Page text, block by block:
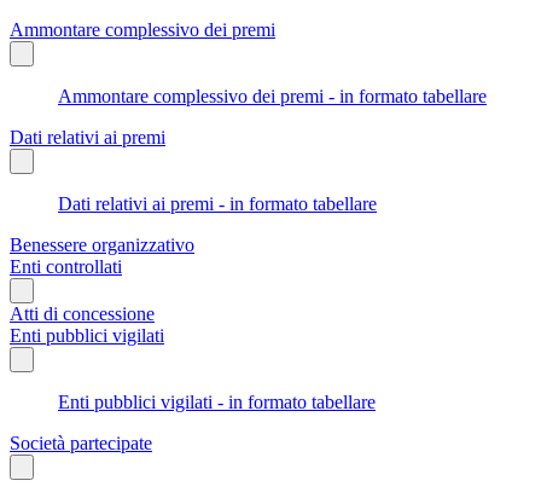
Ammontare complessivo dei premi
Ammontare complessivo dei premi - in formato tabellare
Dati relativi ai premi
Dati relativi ai premi - in formato tabellare
Benessere organizzativo
Enti controllati
Atti di concessione
Enti pubblici vigilati
Enti pubblici vigilati - in formato tabellare
Società partecipate